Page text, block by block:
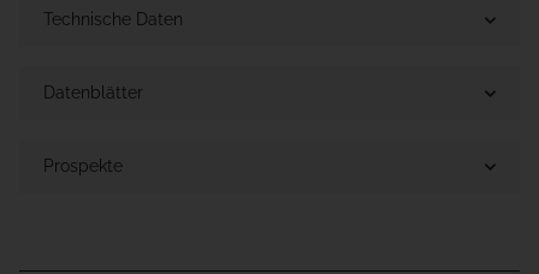
Technische Daten
Datenblätter
Prospekte